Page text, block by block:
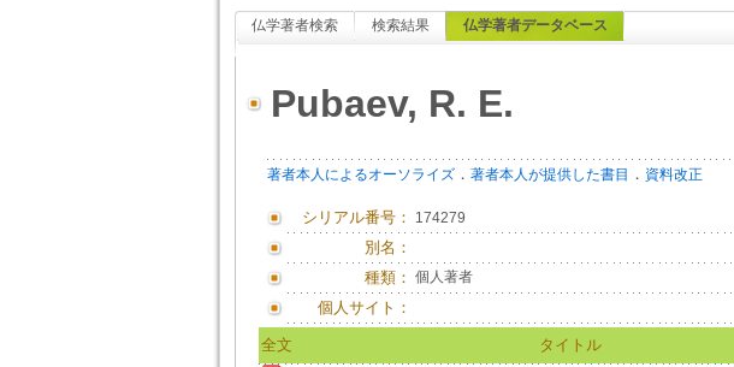
仏学著者検索 検索結果 仏学著者データベース
Pubaev, R. E.
著者本人によるオーソライズ． 著者本人が提供した書目 ． 資料改正
シリアル番号： 174279
別名：
種類： 個人著者
個人サイト：
全文 タイトル